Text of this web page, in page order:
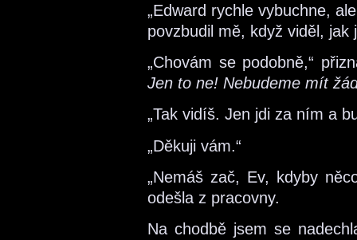
„Edward rychle vybuchne,
povzbudil mě, když viděl, jak
„Chovám se podobně,“
Jen to ne! Nebudeme mít
„Tak vidíš. Jen jdi za ním a
„Děkuji vám.“
„Nemáš zač, Ev, kdyby
odešla z pracovny.
Na chodbě jsem se